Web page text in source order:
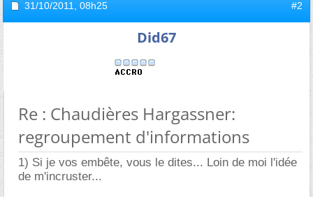
31/10/2011, 08h25 #2
Did67
Re : Chaudières Hargassner:
regroupement d'informations
1) Si je vos embête, vous le dites... Loin de moi l'idée
de m'incruster...